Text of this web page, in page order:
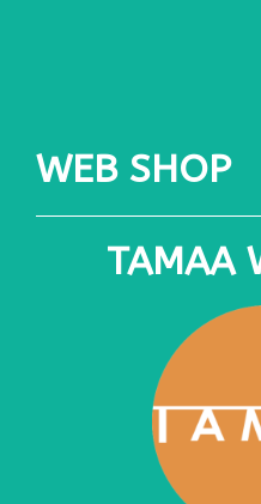
WEB SHOP
TAMAA